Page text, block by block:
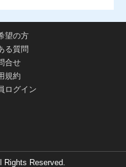
望の方
る質問
合せ
規約
ログイン
Rights Reserved.